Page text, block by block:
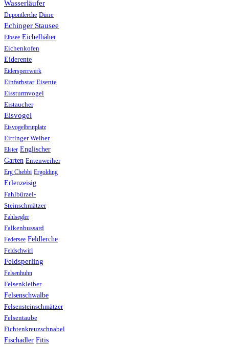
Wasserläufer
Dupontlerche Düne
Echinger Stausee
Eibsee Eichelhäher
Eichenkofen
Eiderente
Eidersperrwerk
Einfarbstar Eisente
Eissturmvogel
Eistaucher
Eisvogel
Eisvogelbrutplatz
Eittinger Weiher
Elster Englischer
Garten Entenweiher
Erg Chebbi Ergolding
Erlenzeisig
Fahlbürzel-
Steinschmätzer
Fahlsegler
Falkenbussard
Federsee Feldlerche
Feldschwirl
Feldsperling
Felsenhuhn
Felsenkleiber
Felsenschwalbe
Felsensteinschmätzer
Felsentaube
Fichtenkreuzschnabel
Fischadler Fitis